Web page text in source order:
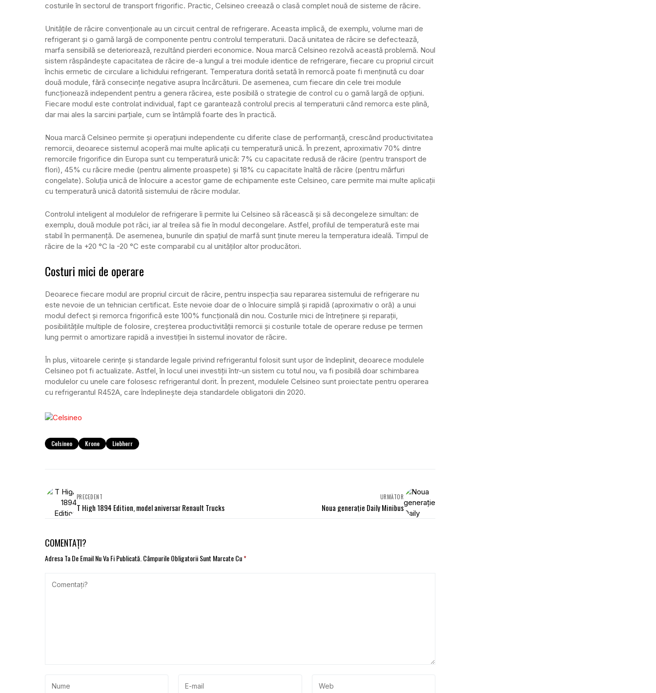
costurile în sectorul de transport frigorific. Practic, Celsineo creează o clasă complet nouă de sisteme de răcire.
Unitățile de răcire convenționale au un circuit central de refrigerare. Aceasta implică, de exemplu, volume mari de
refrigerant și o gamă largă de componente pentru controlul temperaturii. Dacă unitatea de răcire se defectează,
marfa sensibilă se deteriorează, rezultând pierderi economice. Noua marcă Celsineo rezolvă această problemă. Noul
sistem răspândește capacitatea de răcire de-a lungul a trei module identice de refrigerare, fiecare cu propriul circuit
închis ermetic de circulare a lichidului refrigerant. Temperatura dorită setată în remorcă poate fi menținută cu doar
două module, fără consecințe negative asupra încărcăturii. De asemenea, cum fiecare din cele trei module
funcționează independent pentru a genera răcirea, este posibilă o strategie de control cu o gamă largă de opțiuni.
Fiecare modul este controlat individual, fapt ce garantează controlul precis al temperaturii când remorca este plină,
dar mai ales la sarcini parțiale, cum se întâmplă foarte des în practică.
Noua marcă Celsineo permite și operațiuni independente cu diferite clase de performanță, crescând productivitatea
remorcii, deoarece sistemul acoperă mai multe aplicații cu temperatură unică. În prezent, aproximativ 70% dintre
remorcile frigorifice din Europa sunt cu temperatură unică: 7% cu capacitate redusă de răcire (pentru transport de
flori), 45% cu răcire medie (pentru alimente proaspete) și 18% cu capacitate înaltă de răcire (pentru mărfuri
congelate). Soluția unică de înlocuire a acestor game de echipamente este Celsineo, care permite mai multe aplicații
cu temperatură unică datorită sistemului de răcire modular.
Controlul inteligent al modulelor de refrigerare îi permite lui Celsineo să răcească și să decongeleze simultan: de
exemplu, două module pot răci, iar al treilea să fie în modul decongelare. Astfel, profilul de temperatură este mai
stabil în permanență. De asemenea, bunurile din spațiul de marfă sunt ținute mereu la temperatura ideală. Timpul de
răcire de la +20 °C la -20 °C este comparabil cu al unităților altor producători.
Costuri mici de operare
Deoarece fiecare modul are propriul circuit de răcire, pentru inspecția sau repararea sistemului de refrigerare nu
este nevoie de un tehnician certificat. Este nevoie doar de o înlocuire simplă și rapidă (aproximativ o oră) a unui
modul defect și remorca frigorifică este 100% funcțională din nou. Costurile mici de întreținere și reparații,
posibilitățile multiple de folosire, creșterea productivității remorcii și costurile totale de operare reduse pe termen
lung permit o amortizare rapidă a investiției în sistemul inovator de răcire.
În plus, viitoarele cerințe și standarde legale privind refrigerantul folosit sunt ușor de îndeplinit, deoarece modulele
Celsineo pot fi actualizate. Astfel, în locul unei investiții într-un sistem cu totul nou, va fi posibilă doar schimbarea
modulelor cu unele care folosesc refrigerantul dorit. În prezent, modulele Celsineo sunt proiectate pentru operarea
cu refrigerantul R452A, care îndeplinește deja standardele obligatorii din 2020.
Celsineo Krone Liebherr
PRECEDENT
T High 1894 Edition, model aniversar Renault Trucks
URMĂTOR
Noua generație Daily Minibus
COMENTAȚI?
Adresa Ta De Email Nu Va Fi Publicată. Câmpurile Obligatorii Sunt Marcate Cu*